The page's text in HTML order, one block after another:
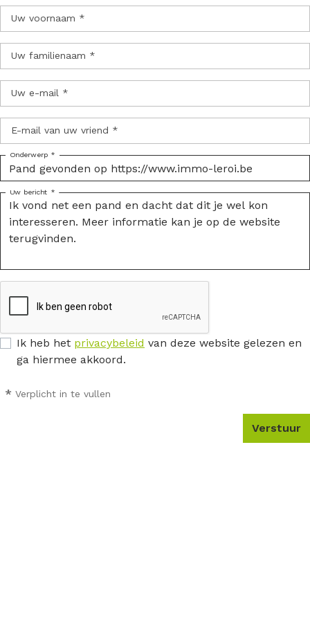
Uw voornaam *
Uw familienaam *
Uw e-mail *
E-mail van uw vriend *
Onderwerp *
Uw bericht *
Ik heb het privacybeleid van deze website gelezen en
ga hiermee akkoord.
* Verplicht in te vullen
Verstuur